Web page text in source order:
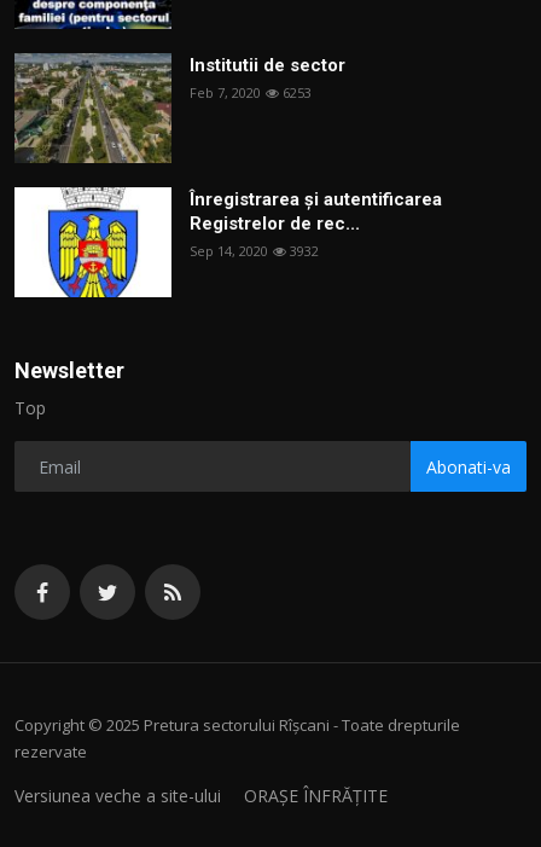
Institutii de sector
Feb 7, 2020 6253
Înregistrarea și autentificarea
Registrelor de rec...
Sep 14, 2020 3932
Newsletter
Top
Abonati-va
Copyright © 2025 Pretura sectorului Rîșcani - Toate drepturile
rezervate
Versiunea veche a site-ului ORAȘE ÎNFRĂȚITE